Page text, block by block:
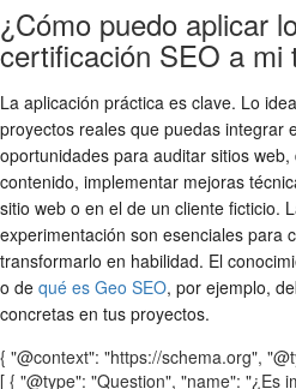
¿Cómo puedo aplicar
certificación SEO a mi
La aplicación práctica es clave. Lo
proyectos reales que puedas integrar
oportunidades para auditar sitios
contenido, implementar mejoras
sitio web o en el de un cliente ficticio.
experimentación son esenciales para
transformarlo en habilidad. El
o de qué es Geo SEO, por ejemplo,
concretas en tus proyectos.
{ "@context": "https://schema.org",
[ { "@type": "Question", "name": "¿Es